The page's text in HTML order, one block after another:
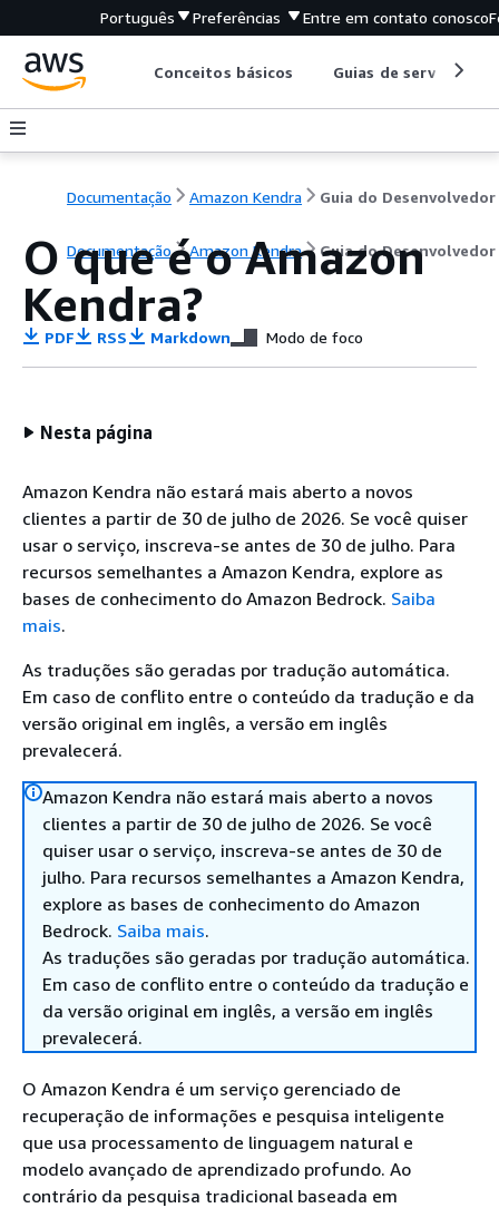
Português Preferências Entre em contato conosco
Conceitos básicos Guias de serviço
Documentação Amazon Kendra Guia do Desenvolvedor
Documentação Amazon Kendra Guia do Desenvolvedor
O que é o Amazon
Kendra?
PDF RSS Markdown Modo de foco
Nesta página
Amazon Kendra não estará mais aberto a novos
clientes a partir de 30 de julho de 2026. Se você quiser
usar o serviço, inscreva-se antes de 30 de julho. Para
recursos semelhantes a Amazon Kendra, explore as
bases de conhecimento do Amazon Bedrock. Saiba
mais.
As traduções são geradas por tradução automática.
Em caso de conflito entre o conteúdo da tradução e da
versão original em inglês, a versão em inglês
prevalecerá.
Amazon Kendra não estará mais aberto a novos
clientes a partir de 30 de julho de 2026. Se você
quiser usar o serviço, inscreva-se antes de 30 de
julho. Para recursos semelhantes a Amazon Kendra,
explore as bases de conhecimento do Amazon
Bedrock. Saiba mais.
As traduções são geradas por tradução automática.
Em caso de conflito entre o conteúdo da tradução e
da versão original em inglês, a versão em inglês
prevalecerá.
O Amazon Kendra é um serviço gerenciado de
recuperação de informações e pesquisa inteligente
que usa processamento de linguagem natural e
modelo avançado de aprendizado profundo. Ao
contrário da pesquisa tradicional baseada em